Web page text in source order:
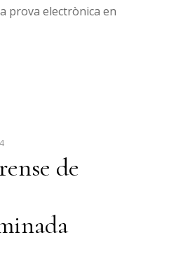
prova electrònica en
de